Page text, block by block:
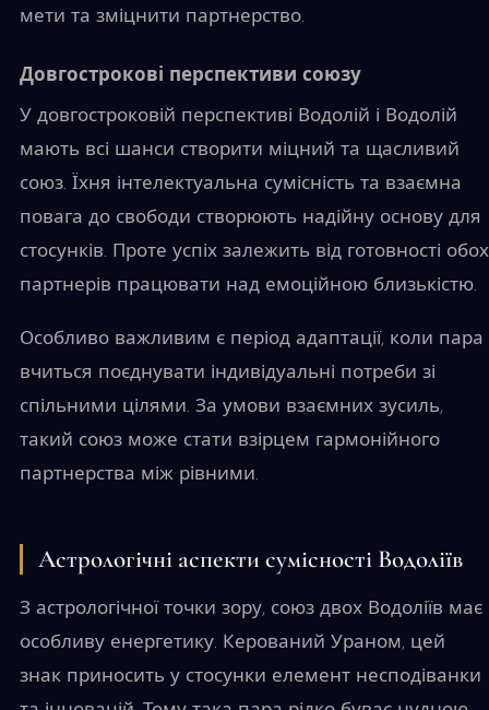
мети та зміцнити партнерство.
Довгострокові перспективи союзу
У довгостроковій перспективі Водолій і Водолій
мають всі шанси створити міцний та щасливий
союз. Їхня інтелектуальна сумісність та взаємна
повага до свободи створюють надійну основу для
стосунків. Проте успіх залежить від готовності обох
партнерів працювати над емоційною близькістю.
Особливо важливим є період адаптації, коли пара
вчиться поєднувати індивідуальні потреби зі
спільними цілями. За умови взаємних зусиль,
такий союз може стати взірцем гармонійного
партнерства між рівними.
Астрологічні аспекти сумісності Водоліїв
З астрологічної точки зору, союз двох Водоліїв має
особливу енергетику. Керований Ураном, цей
знак приносить у стосунки елемент несподіванки